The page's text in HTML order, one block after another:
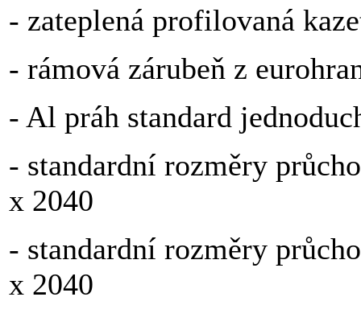
- zateplená profilovaná
- rámová zárubeň z
- Al práh standard
- standardní rozměry
x 2040
- standardní rozměry
x 2040